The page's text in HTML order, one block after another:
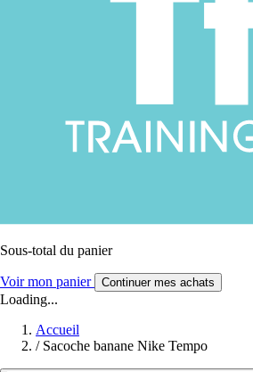
Sous-total du panier
Voir mon panier Continuer mes achats
Loading...
Accueil
/ Sacoche banane Nike Tempo